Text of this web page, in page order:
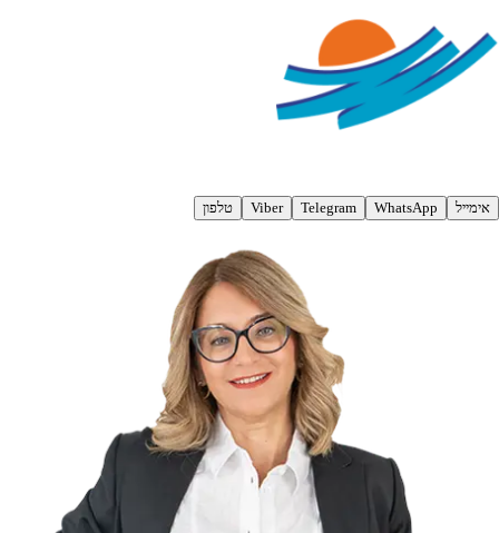
אימייל WhatsApp
Telegram
Viber טלפון